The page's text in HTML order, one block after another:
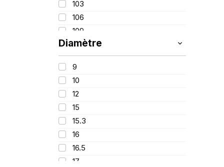
16.90
17.50
18.40
28X9
270
103
106
109
110
111
116
123
126/124
132
133/131
134
139
Diamètre
9
10
12
15
15.3
16
16.5
17